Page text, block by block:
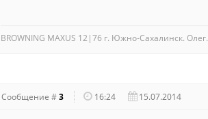
BROWNING MAXUS 12|76 г. Южно-Сахалинск. Олег.
Сообщение #3 16:24 15.07.2014